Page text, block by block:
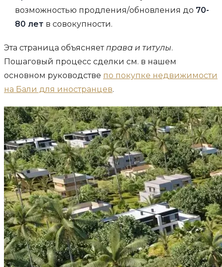
возможностью продления/обновления до 70-
80 лет в совокупности.
Эта страница объясняет права и титулы.
Пошаговый процесс сделки см. в нашем
основном руководстве по покупке недвижимости
на Бали для иностранцев.